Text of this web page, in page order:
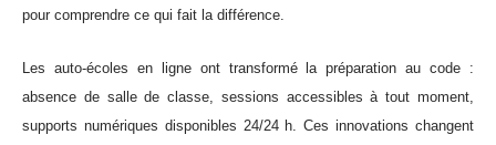
pour comprendre ce qui fait la différence.
Les auto-écoles en ligne ont transformé la préparation au code :
absence de salle de classe, sessions accessibles à tout moment,
supports numériques disponibles 24/24 h. Ces innovations changent